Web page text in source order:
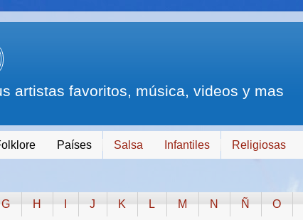
artistas favoritos, música, videos y mas
Países Salsa Infantiles Religiosas
G H J K L M N Ñ O